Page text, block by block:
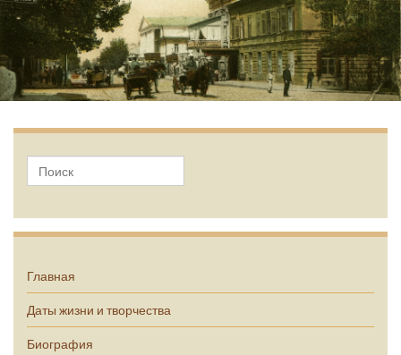
Главная
Даты жизни и творчества
Биография